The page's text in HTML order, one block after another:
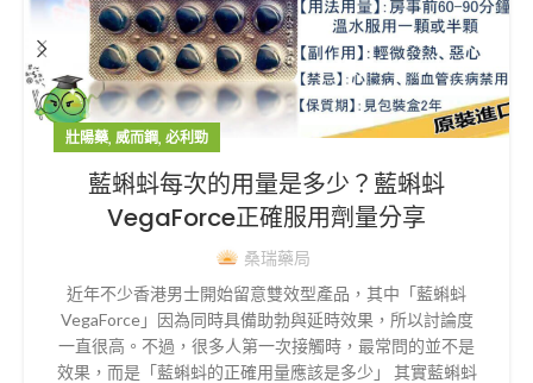
壯陽藥, 威而鋼, 必利勁
藍蝌蚪每次的用量是多少？藍蝌蚪
VegaForce正確服用劑量分享
桑瑞藥局
近年不少香港男士開始留意雙效型產品，其中「藍蝌蚪
VegaForce」因為同時具備助勃與延時效果，所以討論度
一直很高。不過，很多人第一次接觸時，最常問的並不是
效果，而是「藍蝌蚪的正確用量應該是多少」 其實藍蝌蚪